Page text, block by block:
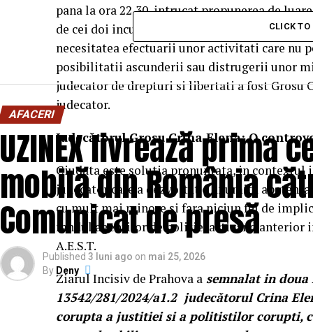
pana la ora 22,30, intrucat propunerea de
de cei doi inculpati a fost inaintata instantei
necesitatea efectuarii unor activitati care nu
posibilitatii ascunderii sau distrugerii unor
judecator de drepturi si libertati a fost Grosu
judecator.
Judecătorul Grosu Crina Elena: O
Ciudata este solutia pronuntata, in contextul
judecator care a dezvoltat o anumita
cu mult mai minore si fara niciun fel de
randul agentilor de politie, activand anterior
A.E.S.T.
Ziarul Incisiv de Prahova a semnalat in doua
13542/281/2024/a1.2 judecătorul Crina
corupta a justitiei si a politistilor corupti,
CLICK
AFACERI
UZINEX livrează prima
mobilă din România
Comunicat de presă
Published 3 luni ago on mai 25, 2026
By Deny